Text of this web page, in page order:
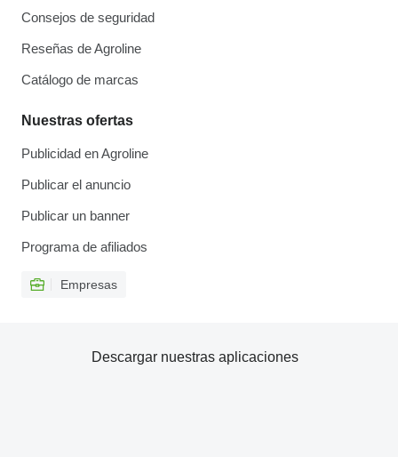
Consejos de seguridad
Reseñas de Agroline
Catálogo de marcas
Nuestras ofertas
Publicidad en Agroline
Publicar el anuncio
Publicar un banner
Programa de afiliados
Empresas
Descargar nuestras aplicaciones